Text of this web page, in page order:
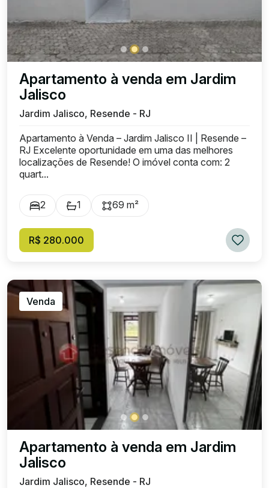
Apartamento à venda em Jardim
Jalisco
Jardim Jalisco, Resende - RJ
Apartamento à Venda – Jardim Jalisco II | Resende –
RJ Excelente oportunidade em uma das melhores
localizações de Resende! O imóvel conta com: 2
quart...
2 1 69 m²
R$ 280.000
Venda
Apartamento à venda em Jardim
Jalisco
Jardim Jalisco, Resende - RJ